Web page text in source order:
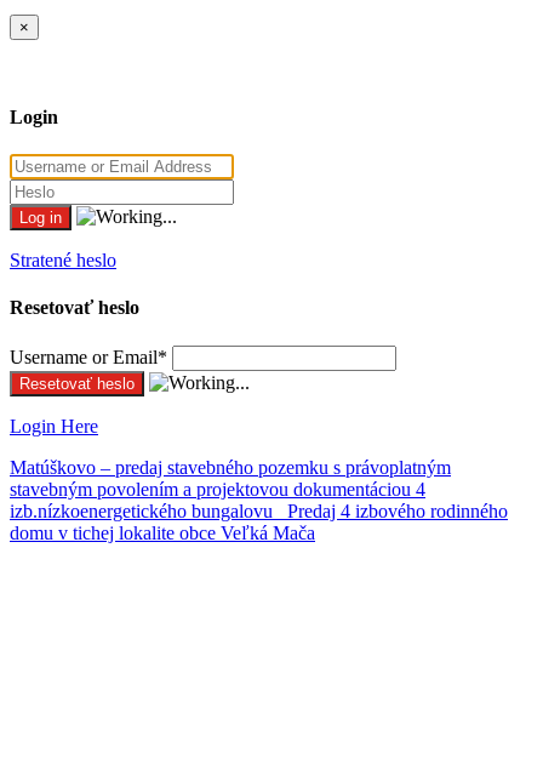
×
Login
Stratené heslo
Resetovať heslo
Username or Email*
Login Here
Matúškovo – predaj stavebného pozemku s právoplatným
stavebným povolením a projektovou dokumentáciou 4
izb.nízkoenergetického bungalovu
Predaj 4 izbového rodinného
domu v tichej lokalite obce Veľká Mača